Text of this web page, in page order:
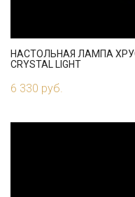
НАСТОЛЬНАЯ ЛАМПА
CRYSTAL LIGHT
6 330 руб.